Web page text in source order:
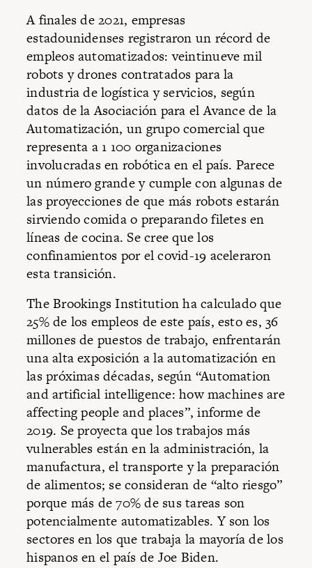
A finales de 2021, empresas
estadounidenses registraron un récord de
empleos automatizados: veintinueve mil
robots y drones contratados para la
industria de logística y servicios, según
datos de la Asociación para el Avance de la
Automatización, un grupo comercial que
representa a 1 100 organizaciones
involucradas en robótica en el país. Parece
un número grande y cumple con algunas de
las proyecciones de que más robots estarán
sirviendo comida o preparando filetes en
líneas de cocina. Se cree que los
confinamientos por el covid-19 aceleraron
esta transición.
The Brookings Institution ha calculado que
25% de los empleos de este país, esto es, 36
millones de puestos de trabajo, enfrentarán
una alta exposición a la automatización en
las próximas décadas, según “Automation
and artificial intelligence: how machines are
affecting people and places”, informe de
2019. Se proyecta que los trabajos más
vulnerables están en la administración, la
manufactura, el transporte y la preparación
de alimentos; se consideran de “alto riesgo”
porque más de 70% de sus tareas son
potencialmente automatizables. Y son los
sectores en los que trabaja la mayoría de los
hispanos en el país de Joe Biden.